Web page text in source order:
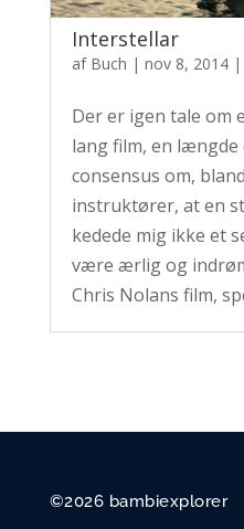
Interstellar
af Buch | nov 8, 2014|
Der er igen tale
lang film, en
consensus om,
instruktører, at en
kedede mig ikke et
være ærlig og
Chris Nolans film,
©2026 bambiexplorer